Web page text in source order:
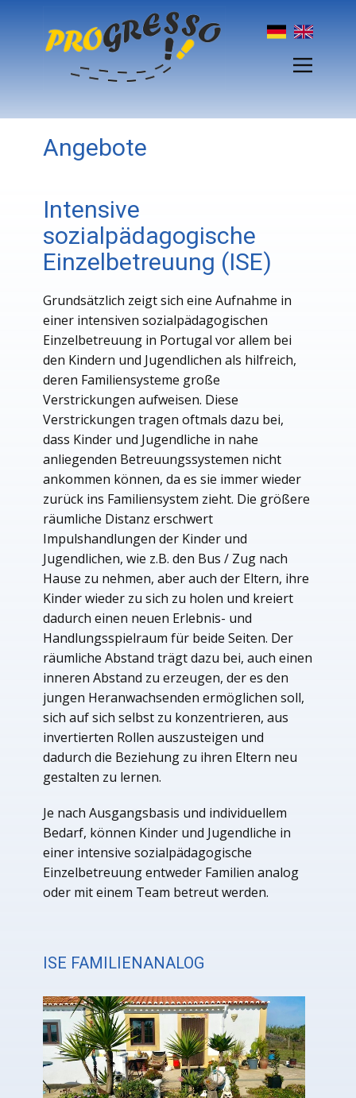
Angebote
Intensive
sozialpädagogische
Einzelbetreuung (ISE)
Grundsätzlich zeigt sich eine Aufnahme in
einer intensiven sozialpädagogischen
Einzelbetreuung in Portugal vor allem bei
den Kindern und Jugendlichen als hilfreich,
deren Familiensysteme große
Verstrickungen aufweisen. Diese
Verstrickungen tragen oftmals dazu bei,
dass Kinder und Jugendliche in nahe
anliegenden Betreuungssystemen nicht
ankommen können, da es sie immer wieder
zurück ins Familiensystem zieht. Die größere
räumliche Distanz erschwert
Impulshandlungen der Kinder und
Jugendlichen, wie z.B. den Bus / Zug nach
Hause zu nehmen, aber auch der Eltern, ihre
Kinder wieder zu sich zu holen und kreiert
dadurch einen neuen Erlebnis- und
Handlungsspielraum für beide Seiten. Der
räumliche Abstand trägt dazu bei, auch einen
inneren Abstand zu erzeugen, der es den
jungen Heranwachsenden ermöglichen soll,
sich auf sich selbst zu konzentrieren, aus
invertierten Rollen auszusteigen und
dadurch die Beziehung zu ihren Eltern neu
gestalten zu lernen.
Je nach Ausgangsbasis und individuellem
Bedarf, können Kinder und Jugendliche in
einer intensive sozialpädagogische
Einzelbetreuung entweder Familien analog
oder mit einem Team betreut werden.
ISE FAMILIENANALOG